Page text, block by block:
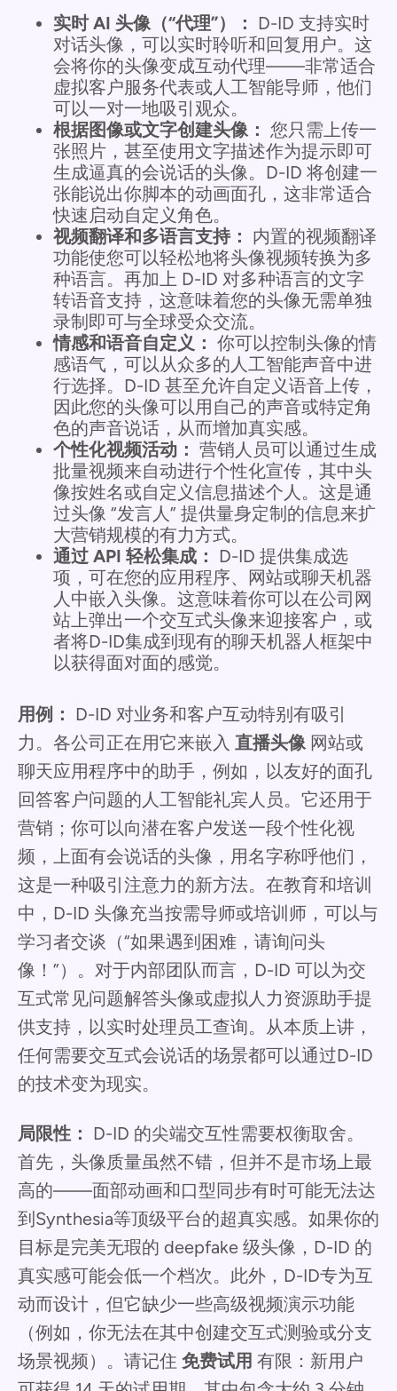
实时 AI 头像（“代理”）： D-ID 支持实时
对话头像，可以实时聆听和回复用户。这
会将你的头像变成互动代理——非常适合
虚拟客户服务代表或人工智能导师，他们
可以一对一地吸引观众。
根据图像或文字创建头像： 您只需上传一
张照片，甚至使用文字描述作为提示即可
生成逼真的会说话的头像。D-ID 将创建一
张能说出你脚本的动画面孔，这非常适合
快速启动自定义角色。
视频翻译和多语言支持： 内置的视频翻译
功能使您可以轻松地将头像视频转换为多
种语言。再加上 D-ID 对多种语言的文字
转语音支持，这意味着您的头像无需单独
录制即可与全球受众交流。
情感和语音自定义： 你可以控制头像的情
感语气，可以从众多的人工智能声音中进
行选择。D-ID 甚至允许自定义语音上传，
因此您的头像可以用自己的声音或特定角
色的声音说话，从而增加真实感。
个性化视频活动： 营销人员可以通过生成
批量视频来自动进行个性化宣传，其中头
像按姓名或自定义信息描述个人。这是通
过头像 “发言人” 提供量身定制的信息来扩
大营销规模的有力方式。
通过 API 轻松集成： D-ID 提供集成选
项，可在您的应用程序、网站或聊天机器
人中嵌入头像。这意味着你可以在公司网
站上弹出一个交互式头像来迎接客户，或
者将D-ID集成到现有的聊天机器人框架中
以获得面对面的感觉。
用例： D-ID 对业务和客户互动特别有吸引
力。各公司正在用它来嵌入 直播头像 网站或
聊天应用程序中的助手，例如，以友好的面孔
回答客户问题的人工智能礼宾人员。它还用于
营销；你可以向潜在客户发送一段个性化视
频，上面有会说话的头像，用名字称呼他们，
这是一种吸引注意力的新方法。在教育和培训
中，D-ID 头像充当按需导师或培训师，可以与
学习者交谈（“如果遇到困难，请询问头
像！”）。对于内部团队而言，D-ID 可以为交
互式常见问题解答头像或虚拟人力资源助手提
供支持，以实时处理员工查询。从本质上讲，
任何需要交互式会说话的场景都可以通过D-ID
的技术变为现实。
局限性： D-ID 的尖端交互性需要权衡取舍。
首先，头像质量虽然不错，但并不是市场上最
高的——面部动画和口型同步有时可能无法达
到Synthesia等顶级平台的超真实感。如果你的
目标是完美无瑕的 deepfake 级头像，D-ID 的
真实感可能会低一个档次。此外，D-ID专为互
动而设计，但它缺少一些高级视频演示功能
（例如，你无法在其中创建交互式测验或分支
场景视频）。请记住 免费试用 有限：新用户